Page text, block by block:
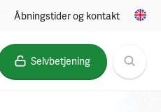
Åbningstider og kontakt
Selvbetjening